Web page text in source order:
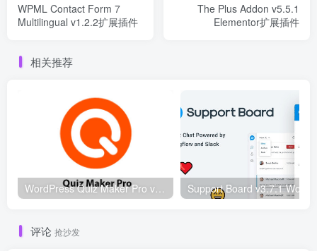
WPML Contact Form 7
Multilingual v1.2.2扩展插件
The Plus Addon v5.5.1
Elementor扩展插件
相关推荐
WordPress Quiz Maker Pro v21.7.8 WordPress在线测试插件
评论 抢沙发